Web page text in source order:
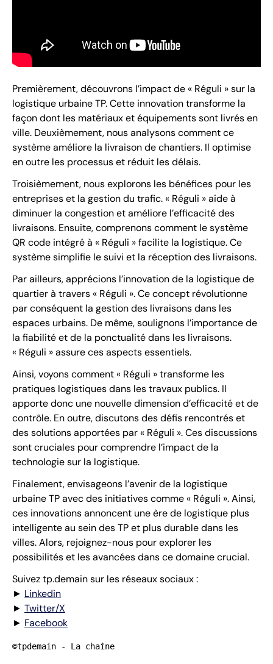
Premièrement, découvrons l’impact de « Réguli » sur la
logistique urbaine TP. Cette innovation transforme la
façon dont les matériaux et équipements sont livrés en
ville. Deuxièmement, nous analysons comment ce
système améliore la livraison de chantiers. Il optimise
en outre les processus et réduit les délais.
Troisièmement, nous explorons les bénéfices pour les
entreprises et la gestion du trafic. « Réguli » aide à
diminuer la congestion et améliore l’efficacité des
livraisons. Ensuite, comprenons comment le système
QR code intégré à « Réguli » facilite la logistique. Ce
système simplifie le suivi et la réception des livraisons.
Par ailleurs, apprécions l’innovation de la logistique de
quartier à travers « Réguli ». Ce concept révolutionne
par conséquent la gestion des livraisons dans les
espaces urbains. De même, soulignons l’importance de
la fiabilité et de la ponctualité dans les livraisons.
« Réguli » assure ces aspects essentiels.
Ainsi, voyons comment « Réguli » transforme les
pratiques logistiques dans les travaux publics. Il
apporte donc une nouvelle dimension d’efficacité et de
contrôle. En outre, discutons des défis rencontrés et
des solutions apportées par « Réguli ». Ces discussions
sont cruciales pour comprendre l’impact de la
technologie sur la logistique.
Finalement, envisageons l’avenir de la logistique
urbaine TP avec des initiatives comme « Réguli ». Ainsi,
ces innovations annoncent une ère de logistique plus
intelligente au sein des TP et plus durable dans les
villes. Alors, rejoignez-nous pour explorer les
possibilités et les avancées dans ce domaine crucial.
Suivez tp.demain sur les réseaux sociaux :
► Linkedin
► Twitter/X
► Facebook
©tpdemain - La chaîne